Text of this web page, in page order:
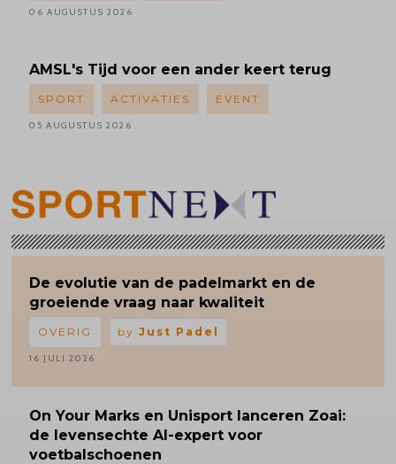
06 AUGUSTUS 2026
AMSL's Tijd voor een ander keert terug
SPORT ACTIVATIES EVENT
05 AUGUSTUS 2026
De evolutie van de padelmarkt en de
groeiende vraag naar kwaliteit
OVERIG by Just Padel
16 JULI 2026
On Your Marks en Unisport lanceren Zoai:
de levensechte AI-expert voor
voetbalschoenen